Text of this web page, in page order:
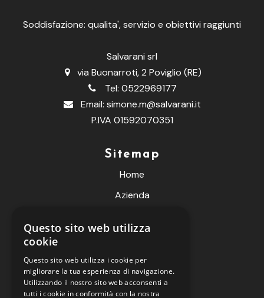
Soddisfazione: qualita', servizio e obiettivi raggiunti
Salvarani srl
via Buonarroti, 2 Poviglio (RE)
Tel: 0522969177
Email: simone.m@salvarani.it
P.IVA 01592070351
Sitemap
Home
Azienda
Contatti
Live Meteo
Questo sito web utilizza
cookie
Questo sito web utilizza i cookie per
migliorare la tua esperienza di navigazione.
Utilizzando il nostro sito web acconsenti a
tutti i cookie in conformità con la nostra